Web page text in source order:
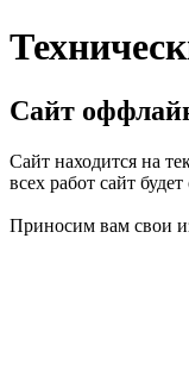
Сайт
Сайт находится на
всех работ сайт
Приносим вам свои